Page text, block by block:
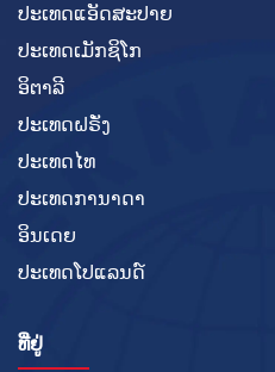
ປະເທດແອັດສະປາຍ
ປະເທດເມັກຊິໂກ
ອິຕາລີ
ປະເທດຝຣັ່ງ
ປະເທດໄທ
ປະເທດການາດາ
ອິນເດຍ
ປະເທດໂປແລນດ໌
ທີ່ຢູ່